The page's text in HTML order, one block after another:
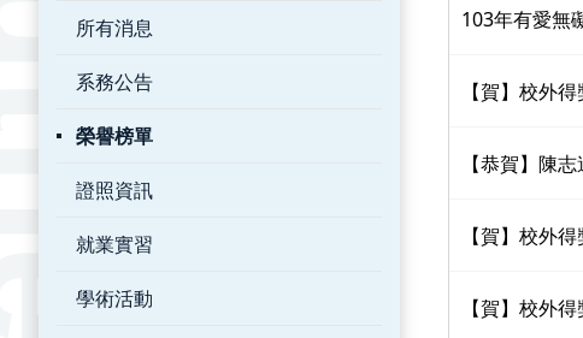
所有消息
系務公告
榮譽榜單
證照資訊
就業實習
學術活動
103年有愛無
【賀】校外
【恭賀】陳
【賀】校外
【賀】校外